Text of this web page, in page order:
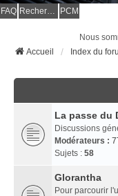
FAQ Rechercher PCM
Nous
Accueil
Index du
La passe du
Discussions
Modérateurs :
Sujets : 58
Glorantha
Pour parcourir